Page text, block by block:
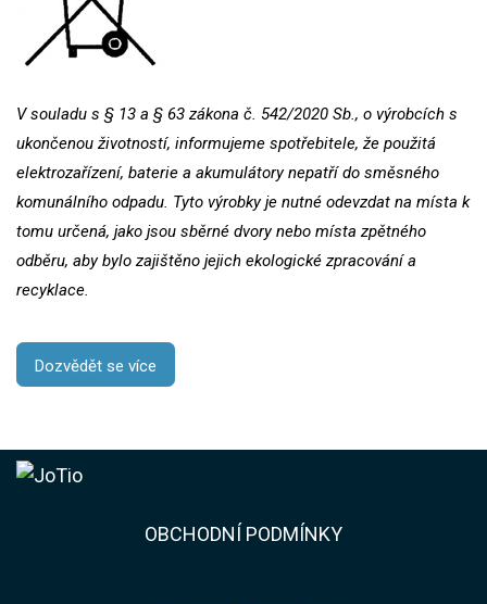
V souladu s § 13 a § 63 zákona č. 542/2020 Sb., o výrobcích s
ukončenou životností, informujeme spotřebitele, že použitá
elektrozařízení, baterie a akumulátory nepatří do směsného
komunálního odpadu. Tyto výrobky je nutné odevzdat na místa k
tomu určená, jako jsou sběrné dvory nebo místa zpětného
odběru, aby bylo zajištěno jejich ekologické zpracování a
recyklace.
Dozvědět se více
​​OBCHODNÍ PODMÍNKY